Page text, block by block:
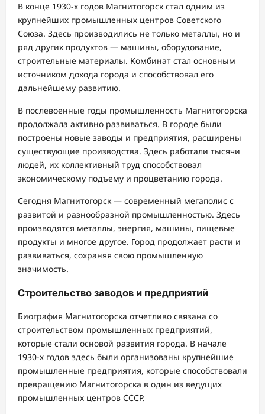
В конце 1930-х годов Магнитогорск стал одним из
крупнейших промышленных центров Советского
Союза. Здесь производились не только металлы, но и
ряд других продуктов — машины, оборудование,
строительные материалы. Комбинат стал основным
источником дохода города и способствовал его
дальнейшему развитию.
В послевоенные годы промышленность Магнитогорска
продолжала активно развиваться. В городе были
построены новые заводы и предприятия, расширены
существующие производства. Здесь работали тысячи
людей, их коллективный труд способствовал
экономическому подъему и процветанию города.
Сегодня Магнитогорск — современный мегаполис с
развитой и разнообразной промышленностью. Здесь
производятся металлы, энергия, машины, пищевые
продукты и многое другое. Город продолжает расти и
развиваться, сохраняя свою промышленную
значимость.
Строительство заводов и предприятий
Биография Магнитогорска отчетливо связана со
строительством промышленных предприятий,
которые стали основой развития города. В начале
1930-х годов здесь были организованы крупнейшие
промышленные предприятия, которые способствовали
превращению Магнитогорска в один из ведущих
промышленных центров СССР.